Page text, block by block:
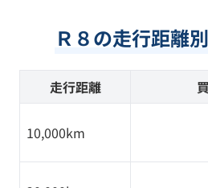
Ｒ８の走行距離
走行距離
10,000km